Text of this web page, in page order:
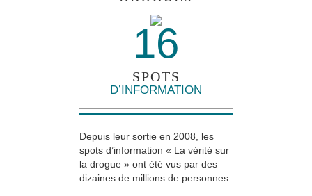
16
SPOTS
D’INFORMATION
Depuis leur sortie en 2008, les
spots d’information « La vérité sur
la drogue » ont été vus par des
dizaines de millions de personnes.